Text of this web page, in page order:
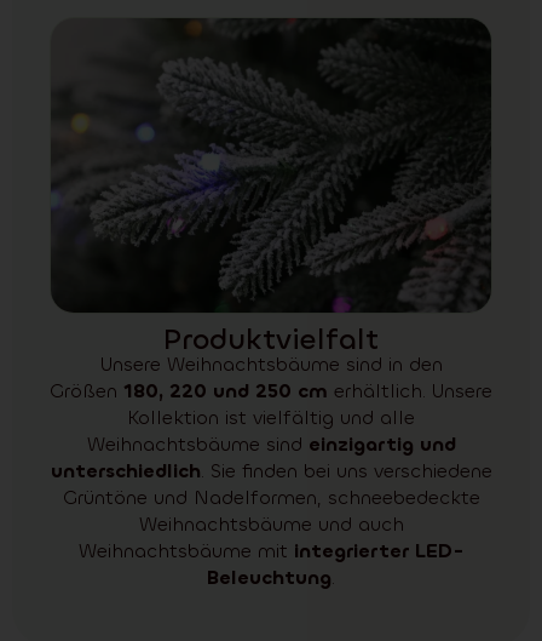
Produktvielfalt
Unsere Weihnachtsbäume sind in den
Größen 180, 220 und 250 cm erhältlich. Unsere
Kollektion ist vielfältig und alle
Weihnachtsbäume sind einzigartig und
unterschiedlich. Sie finden bei uns verschiedene
Grüntöne und Nadelformen, schneebedeckte
Weihnachtsbäume und auch
Weihnachtsbäume mit integrierter LED-
Beleuchtung.